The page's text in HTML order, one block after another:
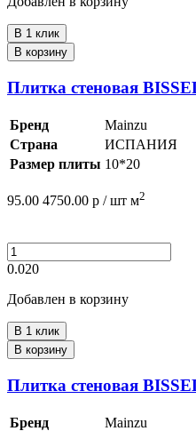
В 1 клик
В корзину
Плитка стеновая
Бренд
Mainzu
Страна
ИСПАНИЯ
Размер плиты 10*20
95.00 4750.00 р / шт м2
0.020
Добавлен в корзину
В 1 клик
В корзину
Плитка стеновая
Бренд
Mainzu